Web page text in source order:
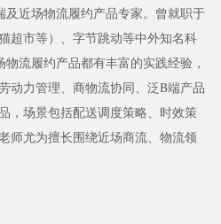
近场物流履约产品专家。曾就职于
超市等）、字节跳动等中外知名科
流履约产品都有丰富的实践经验，
动力管理、商物流协同、泛B端产品
，场景包括配送调度策略、时效策
师尤为擅长围绕近场商流、物流领